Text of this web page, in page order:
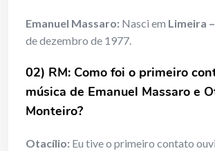
Emanuel Massaro: Nasci em Limeira –
de dezembro de 1977.
02) RM: Como foi o primeiro
música de Emanuel Massaro e
Monteiro?
Otacílio: Eu tive o primeiro contato